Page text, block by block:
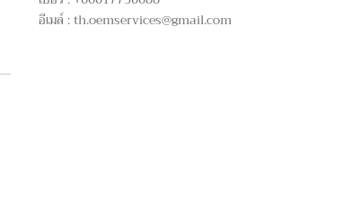
อีเมล์ :th.oemservices@gmail.com